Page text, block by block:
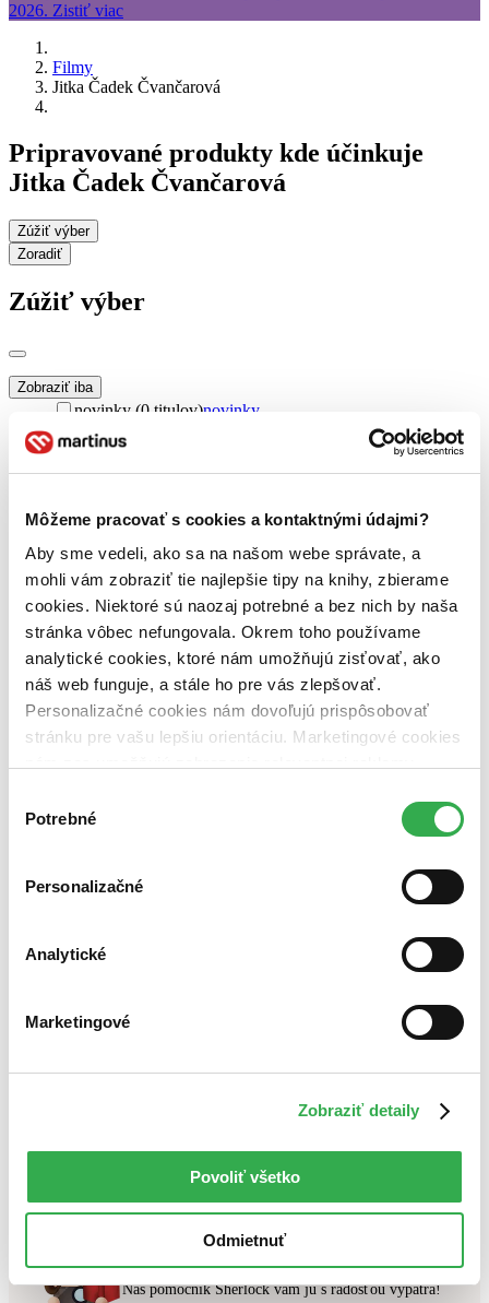
Môžeme pracovať s cookies a kontaktnými údajmi?
Aby sme vedeli, ako sa na našom webe správate, a
mohli vám zobraziť tie najlepšie tipy na knihy, zbierame
cookies. Niektoré sú naozaj potrebné a bez nich by naša
stránka vôbec nefungovala. Okrem toho používame
analytické cookies, ktoré nám umožňujú zisťovať, ako
náš web funguje, a stále ho pre vás zlepšovať.
Personalizačné cookies nám dovoľujú prispôsobovať
stránku pre vašu lepšiu orientáciu. Marketingové cookies
nám pomohlo, keby sme mohli používať všetky tieto
súhlasu
Potrebné
Personalizačné
Analytické
Marketingové
Zobraziť detaily
Povoliť všetko
Odmietnuť
Filmy
Jitka Čadek Čvančarová
Pripravované produkty kde účinkuje
Jitka Čadek Čvančarová
Zúžiť výber
Zoradiť
Zúžiť výber
Zobraziť iba
novinky (0 titulov)novinky
zľavnené tituly (0 titulov)
Dostupnosť
predpredaj (0 titulov)predpredaj
dostupná (bez vypredaných) (0 titulov)dostupná (bez
vypredaných)
nová (0 titulov)nová
čítaná (0 titulov)čítaná
čítaná - výborný stav (0 titulov)čítaná - výborný stav
čítaná - mierne opotrebovaná (0 titulov)čítaná - mierne
opotrebovaná
čítané verzie vypredaných kníh (0 titulov)čítané verzie
vypredaných kníh
Bestsellery
Najdrahšie
Najlacnejšie
pripravované
vyhovujúci zadaným podmienkam.
Chcete poradiť knihu?
Náš pomocník Sherlock vám ju s radosťou vypátra!